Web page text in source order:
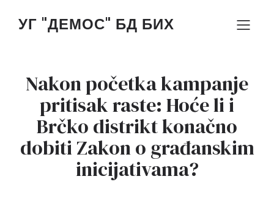
УГ "ДЕМОС" БД БИХ
Nakon početka kampanje
pritisak raste: Hoće li i
Brčko distrikt konačno
dobiti Zakon o građanskim
inicijativama?